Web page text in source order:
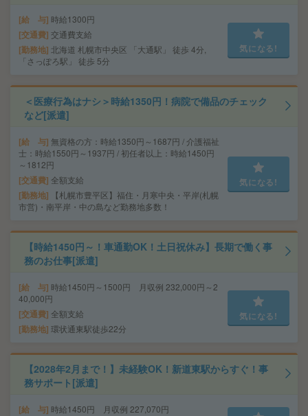
給 与 時給1300円
交通費 交通費支給
勤務地 北海道 札幌市中央区 「大通駅」 徒歩 4分,
「さっぽろ駅」 徒歩 5分
気になる!
＜医療行為はナシ＞時給1350円！病院で備品のチェック
など[派遣]
給 与 無資格の方：時給1350円～1687円 / 介護福祉
士：時給1550円～1937円 / 初任者以上：時給1450円
～1812円
交通費 全額支給
勤務地
【札幌市豊平区】福住・月寒中央・平岸(札幌
市営)・南平岸・中の島など勤務地多数！
気になる!
【時給1450円～！車通勤OK！土日祝休み】長期で働く事
務のお仕事[派遣]
給 与 時給1450円～1500円 月収例 232,000円～2
40,000円
交通費 全額支給
勤務地 環状通東駅徒歩22分
気になる!
【2028年2月まで！】未経験OK！新道東駅からすぐ！事
務サポート[派遣]
給 与 時給1450円 月収例 227,070円